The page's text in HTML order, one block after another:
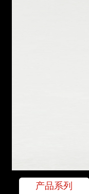
产品系列